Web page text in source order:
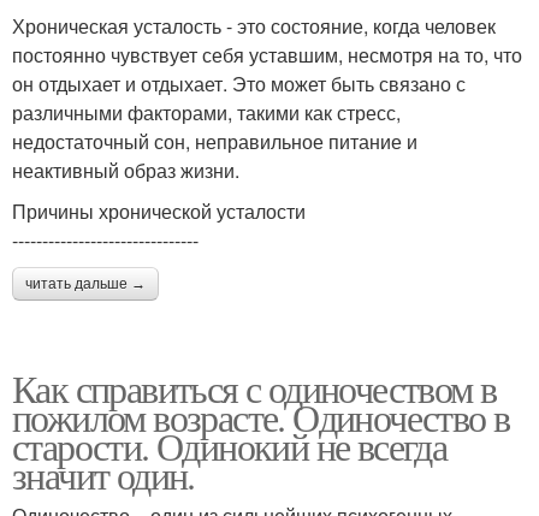
Хроническая усталость - это состояние, когда человек
постоянно чувствует себя уставшим, несмотря на то, что
он отдыхает и отдыхает. Это может быть связано с
различными факторами, такими как стресс,
недостаточный сон, неправильное питание и
неактивный образ жизни.
Причины хронической усталости
-------------------------------
читать дальше →
Как справиться с одиночеством в
пожилом возрасте. Одиночество в
старости. Одинокий не всегда
значит один.